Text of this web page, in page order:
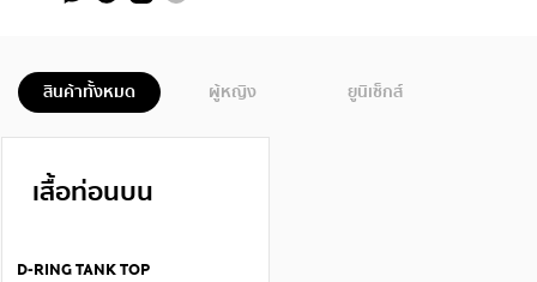
สินค้าทั้งหมด ผู้หญิง ยูนิเซ็กส์
เสื้อท่อนบน
D-RING TANK TOP